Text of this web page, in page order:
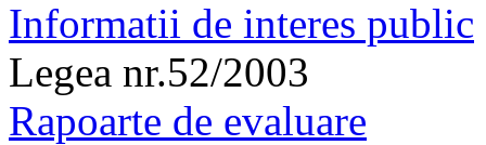
Informatii de interes public
Legea nr.52/2003
Rapoarte de evaluare